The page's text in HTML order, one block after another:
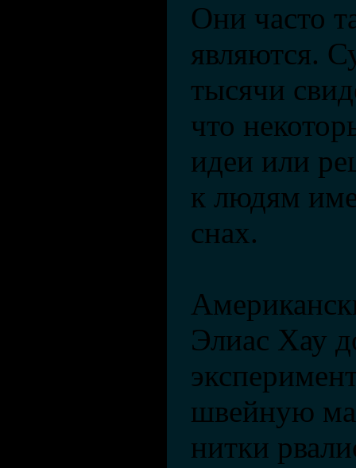
Они часто
являются.
тысячи
что
идеи или
к людям
снах.
Элиас Хау
швейную
нитки